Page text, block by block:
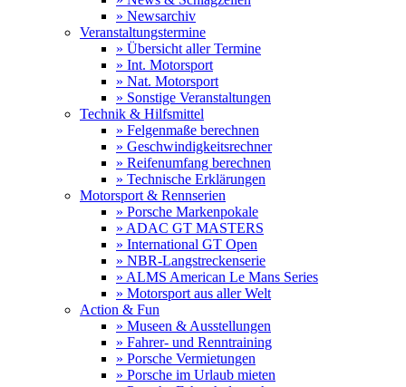
» Newsarchiv
Veranstaltungstermine
» Übersicht aller Termine
» Int. Motorsport
» Nat. Motorsport
» Sonstige Veranstaltungen
Technik & Hilfsmittel
» Felgenmaße berechnen
» Geschwindigkeitsrechner
» Reifenumfang berechnen
» Technische Erklärungen
Motorsport & Rennserien
» Porsche Markenpokale
» ADAC GT MASTERS
» International GT Open
» NBR-Langstreckenserie
» ALMS American Le Mans Series
» Motorsport aus aller Welt
Action & Fun
» Museen & Ausstellungen
» Fahrer- und Renntraining
» Porsche Vermietungen
» Porsche im Urlaub mieten